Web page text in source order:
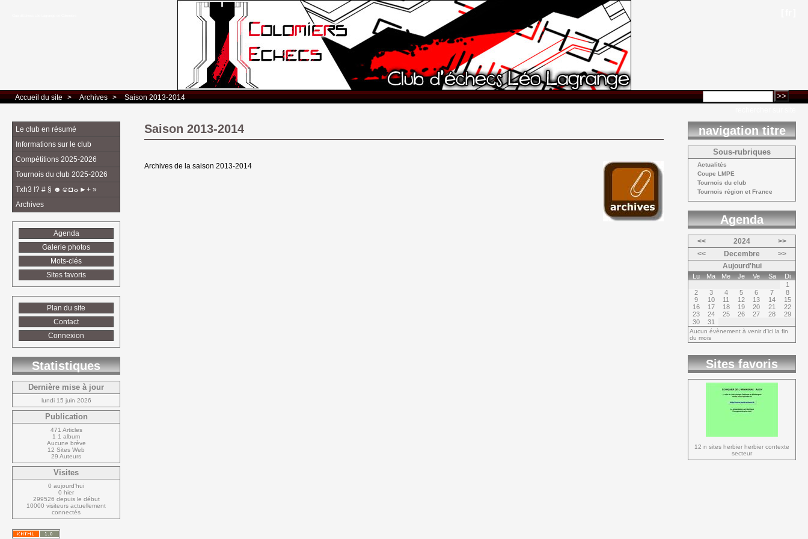
Accueil du site > Archives > Saison 2013-2014
Saison 2013-2014
Archives de la saison 2013-2014
Le club en résumé
Informations sur le club
Compétitions 2025-2026
Tournois du club 2025-2026
Txh3 !? # § ☻☺◘☼►+ »
Archives
Agenda
Galerie photos
Mots-clés
Sites favoris
Plan du site
Contact
Connexion
Statistiques
Dernière mise à jour
lundi 15 juin 2026
Publication
471 Articles
1 1 album
Aucune brève
12 Sites Web
29 Auteurs
Visites
0 aujourd'hui
0 hier
299526 depuis le début
10000 visiteurs actuellement
connectés
navigation titre
Sous-rubriques
Actualités
Coupe LMPE
Tournois du club
Tournois région et France
Agenda
<< 2024
>>
<<
Decembre
>>
Aujourd'hui
Lu Ma Me Je Ve Sa
Di
1
2
3 4 5 6 7
8
9
10 11 12 13 14
15
16
17 18 19 20 21
22
23
24 25 26 27 28
29
30
31
Aucun évènement à venir d'ici la fin
du mois
Sites favoris
12 n sites herbier herbier contexte
secteur